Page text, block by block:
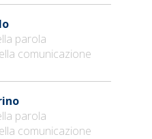
parola
comunicazione
parola
comunicazione